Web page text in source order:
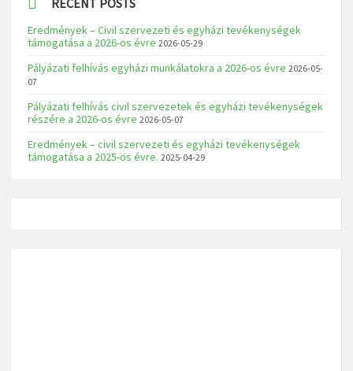
Eredmények – Civil szervezeti és egyházi tevékenységek
támogatása a 2026-os évre 2026-05-29
Pályázati felhívás egyházi munkálatokra a 2026-os évre 2026-05-
07
Pályázati felhívás civil szervezetek és egyházi tevékenységek
részére a 2026-os évre 2026-05-07
Eredmények – civil szervezeti és egyházi tevékenységek
támogatása a 2025-ös évre. 2025-04-29